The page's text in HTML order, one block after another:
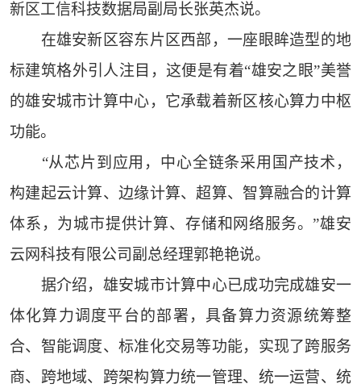
新区工信科技数据局副局长张英杰说。
在雄安新区容东片区西部，一座眼眸造型的地
标建筑格外引人注目，这便是有着“雄安之眼”美誉
的雄安城市计算中心，它承载着新区核心算力中枢
功能。
“从芯片到应用，中心全链条采用国产技术，
构建起云计算、边缘计算、超算、智算融合的计算
体系，为城市提供计算、存储和网络服务。”雄安
云网科技有限公司副总经理郭艳艳说。
据介绍，雄安城市计算中心已成功完成雄安一
体化算力调度平台的部署，具备算力资源统筹整
合、智能调度、标准化交易等功能，实现了跨服务
商、跨地域、跨架构算力统一管理、统一运营、统